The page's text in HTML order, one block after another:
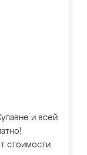
и всей
стоимости